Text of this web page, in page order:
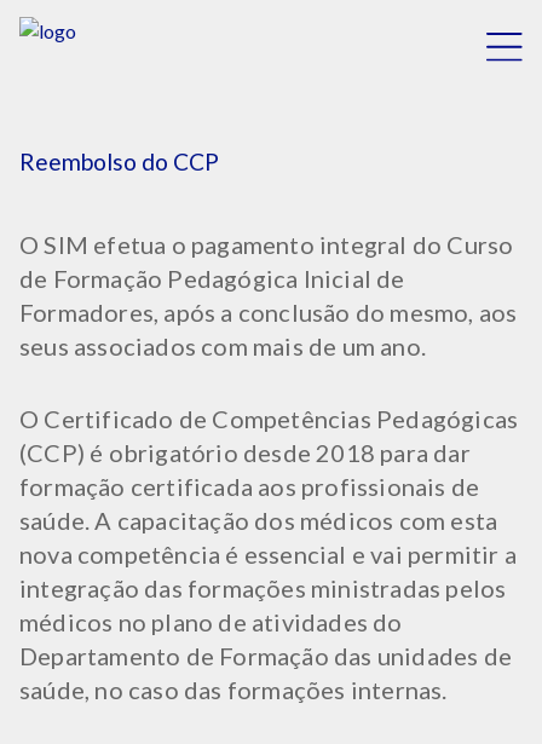
Reembolso do CCP
O SIM efetua o pagamento integral do Curso
de Formação Pedagógica Inicial de
Formadores, após a conclusão do mesmo, aos
seus associados com mais de um ano.
O Certificado de Competências Pedagógicas
(CCP) é obrigatório desde 2018 para dar
formação certificada aos profissionais de
saúde. A capacitação dos médicos com esta
nova competência é essencial e vai permitir a
integração das formações ministradas pelos
médicos no plano de atividades do
Departamento de Formação das unidades de
saúde, no caso das formações internas.